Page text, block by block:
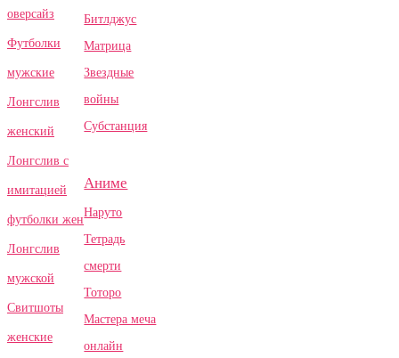
оверсайз
Футболки
мужские
Лонгслив
женский
Лонгслив с
имитацией
футболки жен
Лонгслив
мужской
Свитшоты
женские
Битлджус
Матрица
Звездные
войны
Субстанция
Аниме
Наруто
Тетрадь
смерти
Тоторо
Мастера меча
онлайн